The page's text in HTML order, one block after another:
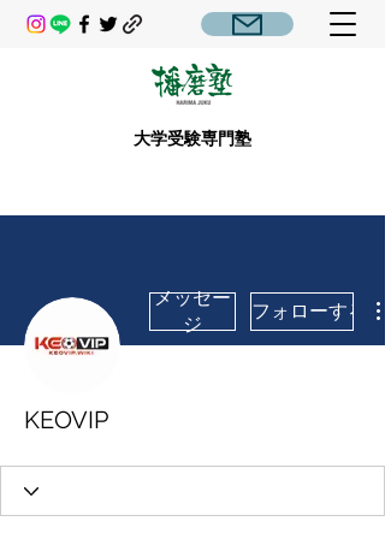
大学受験専門塾
メッセー
ジ
フォローする
KEOVIP